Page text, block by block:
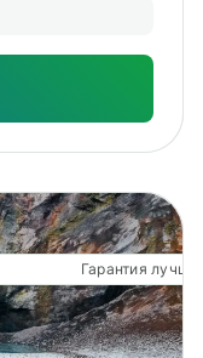
Гарантия